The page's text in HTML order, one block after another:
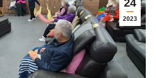
24
2023